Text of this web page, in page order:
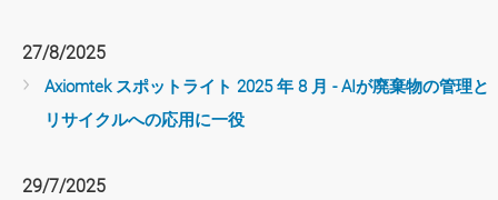
27/8/2025
Axiomtek スポットライト 2025 年 8 月 - AIが廃棄物の管理と
リサイクルへの応用に一役
29/7/2025